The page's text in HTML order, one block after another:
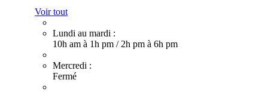
Voir tout
Lundi au mardi :
10h am à 1h pm / 2h pm à 6h pm
Mercredi :
Fermé